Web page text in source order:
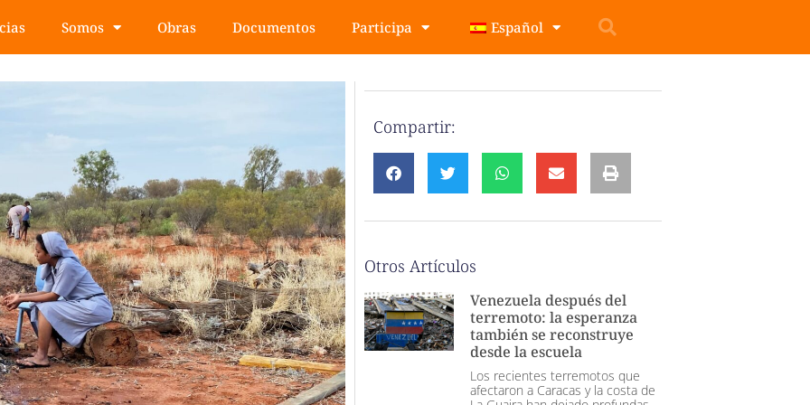
Somos Obras Documentos Participa Español
Compartir:
Otros Artículos
Venezuela después del
terremoto: la esperanza
también se reconstruye
desde la escuela
Los recientes terremotos que
afectaron a Caracas y la costa de